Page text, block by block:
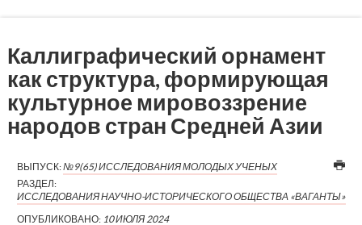
Каллиграфический орнамент
как структура, формирующая
культурное мировоззрение
народов стран Средней Азии
ВЫПУСК:№9(65) ИССЛЕДОВАНИЯ МОЛОДЫХ УЧЕНЫХ
РАЗДЕЛ:
ИССЛЕДОВАНИЯ НАУЧНО-ИСТОРИЧЕСКОГО ОБЩЕСТВА «ВАГАНТЫ»
ОПУБЛИКОВАНО: 10 ИЮЛЯ 2024